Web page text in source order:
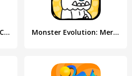
Monster RPG: AFK Idle Clicker Monster Evolution: Merge Game